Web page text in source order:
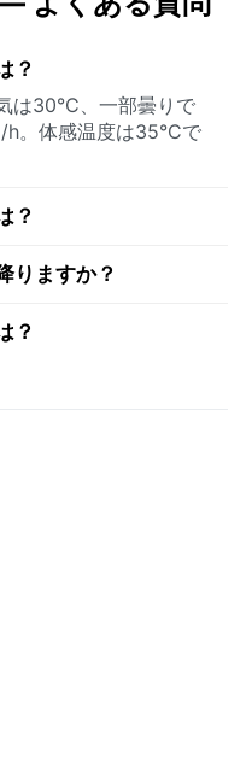
？
は30°C、一部曇りで
h。体感温度は35°Cで
？
りますか？
？